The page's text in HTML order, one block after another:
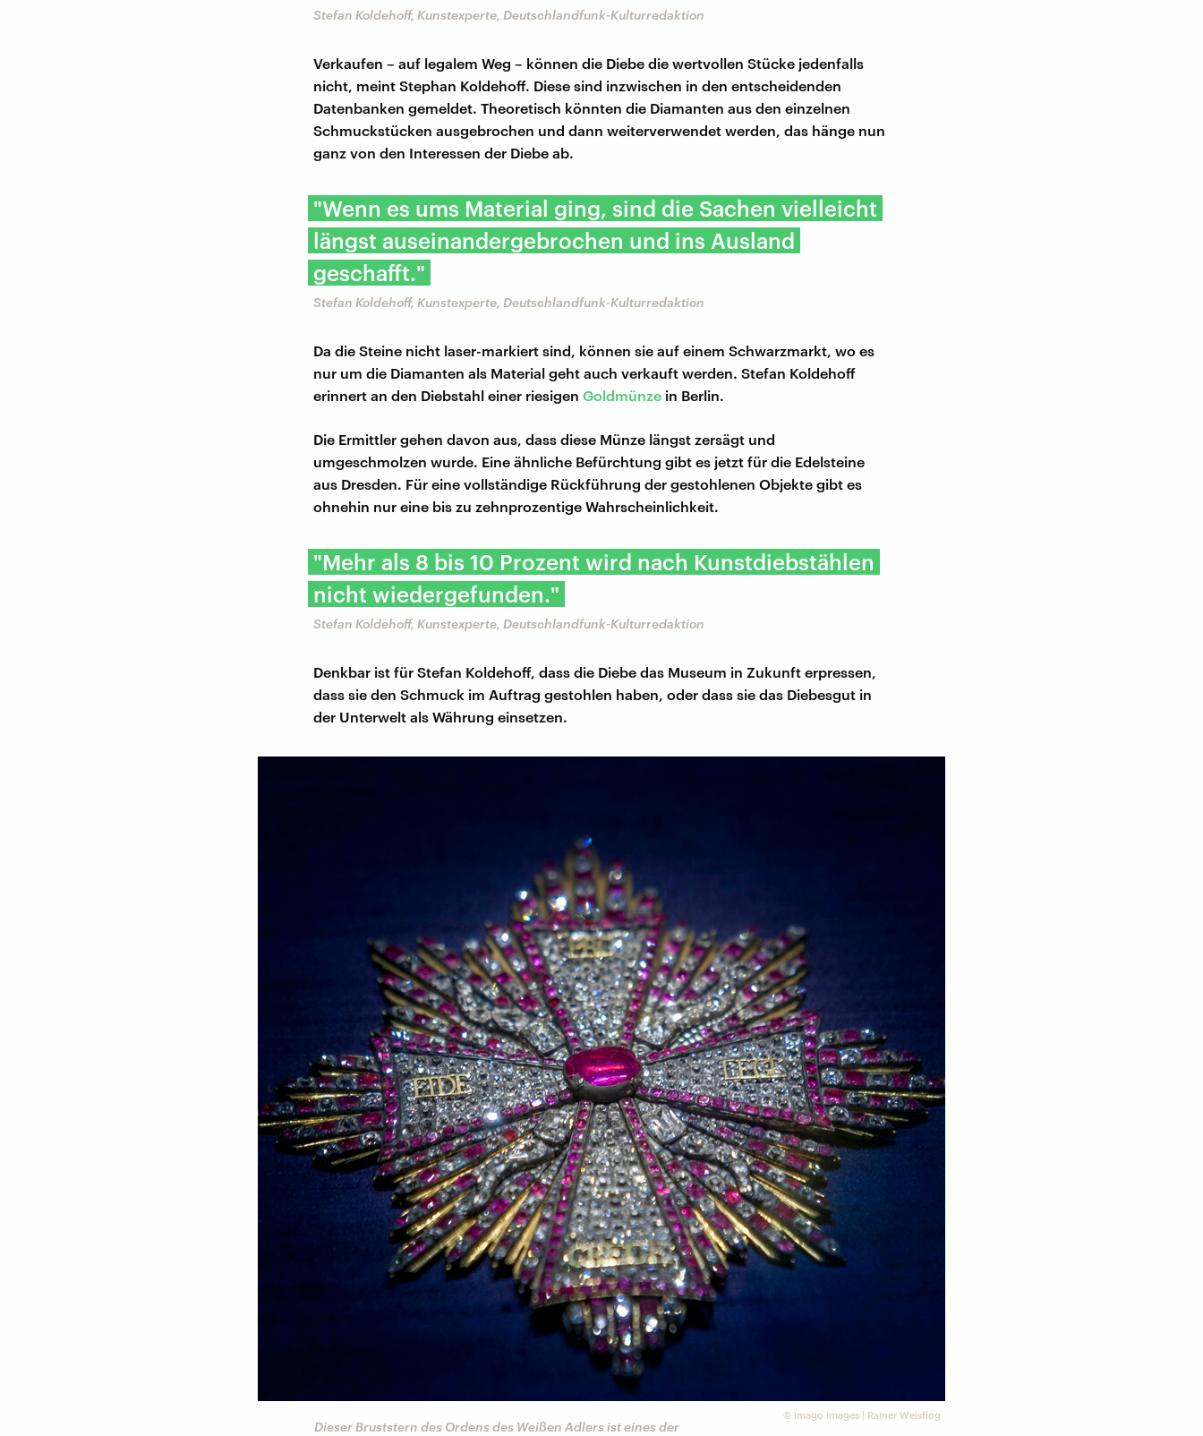
Stefan Koldehoff, Kunstexperte, Deutschlandfunk-Kulturredaktion
Verkaufen – auf legalem Weg – können die Diebe die wertvollen Stücke jedenfalls
nicht, meint Stephan Koldehoff. Diese sind inzwischen in den entscheidenden
Datenbanken gemeldet. Theoretisch könnten die Diamanten aus den einzelnen
Schmuckstücken ausgebrochen und dann weiterverwendet werden, das hänge nun
ganz von den Interessen der Diebe ab.
"Wenn es ums Material ging, sind die Sachen vielleicht
längst auseinandergebrochen und ins Ausland
geschafft."
Stefan Koldehoff, Kunstexperte, Deutschlandfunk-Kulturredaktion
Da die Steine nicht laser-markiert sind, können sie auf einem Schwarzmarkt, wo es
nur um die Diamanten als Material geht auch verkauft werden. Stefan Koldehoff
erinnert an den Diebstahl einer riesigen Goldmünze in Berlin.
Die Ermittler gehen davon aus, dass diese Münze längst zersägt und
umgeschmolzen wurde. Eine ähnliche Befürchtung gibt es jetzt für die Edelsteine
aus Dresden. Für eine vollständige Rückführung der gestohlenen Objekte gibt es
ohnehin nur eine bis zu zehnprozentige Wahrscheinlichkeit.
"Mehr als 8 bis 10 Prozent wird nach Kunstdiebstählen
nicht wiedergefunden."
Stefan Koldehoff, Kunstexperte, Deutschlandfunk-Kulturredaktion
Denkbar ist für Stefan Koldehoff, dass die Diebe das Museum in Zukunft erpressen,
dass sie den Schmuck im Auftrag gestohlen haben, oder dass sie das Diebesgut in
der Unterwelt als Währung einsetzen.
© imago images | Rainer Weisflog
Dieser Bruststern des Ordens des Weißen Adlers ist eines der